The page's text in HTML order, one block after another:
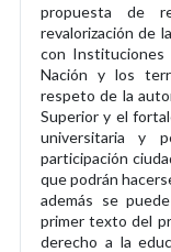
propuesta de
revalorización de
con Instituciones
Nación y los
respeto de la
Superior y el
universitaria y
participación
que podrán
además se
primer texto del
derecho a la